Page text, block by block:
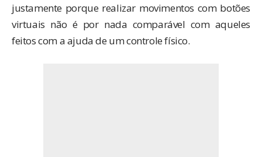
justamente porque realizar movimentos com botões
virtuais não é por nada comparável com aqueles
feitos com a ajuda de um controle físico.